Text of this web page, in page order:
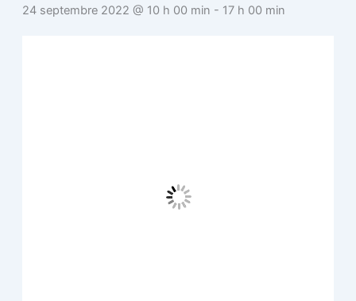
24 septembre 2022 @ 10 h 00 min - 17 h 00 min